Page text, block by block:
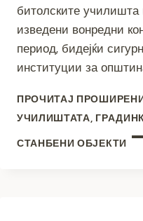
битолските училишта
изведени вонредни
период, бидејќи
институции за
ПРОЧИТАЈ
УЧИЛИШТАТА,
СТАНБЕНИ ОБЈЕКТИ